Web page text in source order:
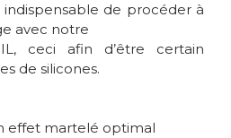
indispensable de procéder à
avec notre
ceci afin d’être certain
de silicones.
effet martelé optimal